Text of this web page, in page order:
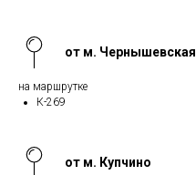
от м. Чернышевская
на маршрутке
К-269
от м. Купчино